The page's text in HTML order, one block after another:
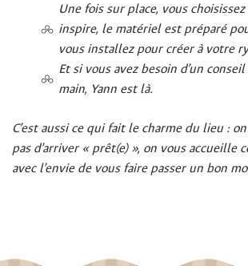
Une fois sur place, vous
inspire, le matériel est préparé
vous installez pour créer à votre
Et si vous avez besoin d’un
main, Yann est là.
C’est aussi ce qui fait le charme du lieu :
pas d’arriver « prêt(e) », on vous accueille
avec l’envie de vous faire passer un bon